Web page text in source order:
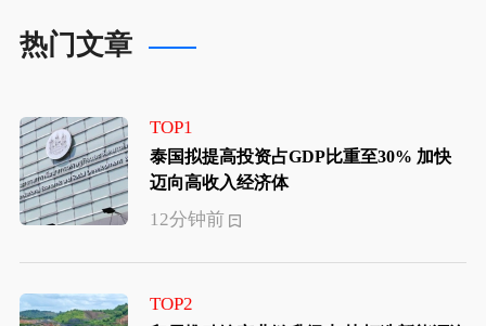
热门文章
TOP1
泰国拟提高投资占GDP比重至30% 加快
迈向高收入经济体
12分钟前
TOP2